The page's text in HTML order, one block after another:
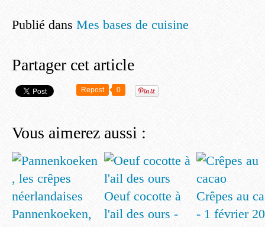
Publié dans Mes bases de cuisine
Partager cet article
Repost 0
Vous aimerez aussi :
Pannenkoeken,
Oeuf cocotte à
l'ail des ours -
Crêpes au
- 1 février